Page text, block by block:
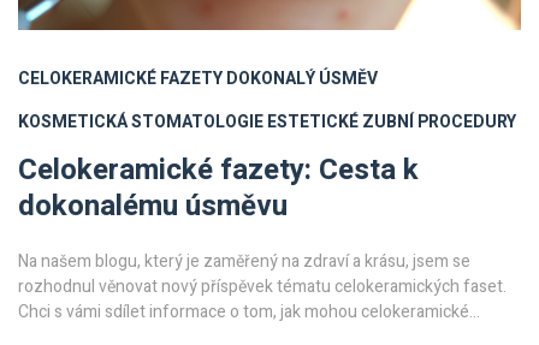
CELOKERAMICKÉ FAZETYDOKONALÝ ÚSMĚV
KOSMETICKÁ STOMATOLOGIEESTETICKÉ ZUBNÍ PROCEDURY
Celokeramické fazety: Cesta k
dokonalému úsměvu
Na našem blogu, který je zaměřený na zdraví a krásu, jsem se
rozhodnul věnovat nový příspěvek tématu celokeramických faset.
Chci s vámi sdílet informace o tom, jak mohou celokeramické